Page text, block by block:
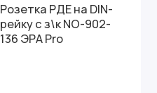
Розетка РДЕ на DIN-
рейку с з\к NO-902-
136 ЭРА Pro